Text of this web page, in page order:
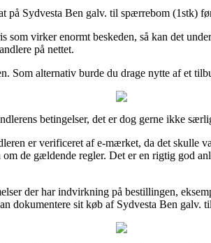
Sydvesta Ben galv. til spærrebom (1stk)
som virker enormt beskeden, så kan det
på nettet.
Som alternativ burde du drage nytte af et
betingelser, det er dog gerne ikke
er verificeret af e-mærket, da det skulle
de gældende regler. Det er en rigtig god
der har indvirkning på bestillingen,
dokumentere sit køb af Sydvesta Ben